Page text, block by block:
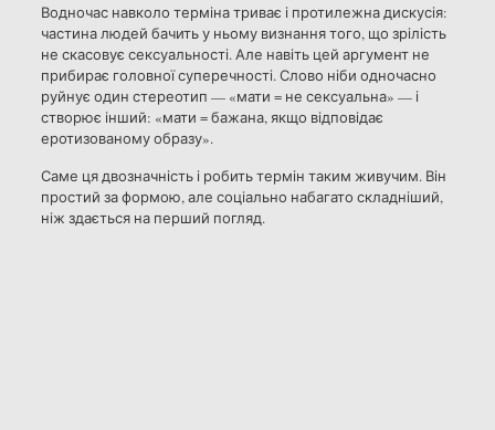
Водночас навколо терміна триває і протилежна дискусія:
частина людей бачить у ньому визнання того, що зрілість
не скасовує сексуальності. Але навіть цей аргумент не
прибирає головної суперечності. Слово ніби одночасно
руйнує один стереотип — «мати = не сексуальна» — і
створює інший: «мати = бажана, якщо відповідає
еротизованому образу».
Саме ця двозначність і робить термін таким живучим. Він
простий за формою, але соціально набагато складніший,
ніж здається на перший погляд.